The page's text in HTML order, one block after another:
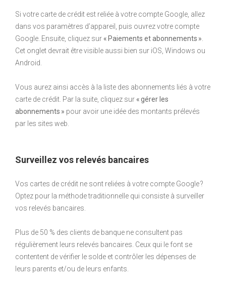
Si votre carte de crédit est reliée à votre compte Google, allez
dans vos paramètres d’appareil, puis ouvrez votre compte
Google. Ensuite, cliquez sur « Paiements et abonnements »
Cet onglet devrait être visible aussi bien sur iOS, Windows ou
Android.
Vous aurez ainsi accès à la liste des abonnements liés à votre
carte de crédit. Par la suite, cliquez sur « gérer les
abonnements » pour avoir une idée des montants prélevés
par les sites web.
Surveillez vos relevés bancaires
Vos cartes de crédit ne sont reliées à votre compte Google ?
Optez pour la méthode traditionnelle qui consiste à surveiller
vos relevés bancaires.
Plus de 50 % des clients de banque ne consultent pas
régulièrement leurs relevés bancaires. Ceux qui le font se
contentent de vérifier le solde et contrôler les dépenses de
leurs parents et/ou de leurs enfants.